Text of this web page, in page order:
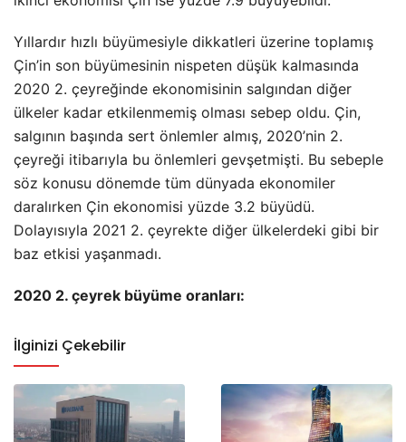
Yıllardır hızlı büyümesiyle dikkatleri üzerine toplamış
Çin’in son büyümesinin nispeten düşük kalmasında
2020 2. çeyreğinde ekonomisinin salgından diğer
ülkeler kadar etkilenmemiş olması sebep oldu. Çin,
salgının başında sert önlemler almış, 2020’nin 2.
çeyreği itibarıyla bu önlemleri gevşetmişti. Bu sebeple
söz konusu dönemde tüm dünyada ekonomiler
daralırken Çin ekonomisi yüzde 3.2 büyüdü.
Dolayısıyla 2021 2. çeyrekte diğer ülkelerdeki gibi bir
baz etkisi yaşanmadı.
2020 2. çeyrek büyüme oranları:
İlginizi Çekebilir